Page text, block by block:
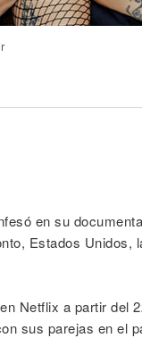
en su
Estados Unidos,
Netflix a partir del
sus parejas en el